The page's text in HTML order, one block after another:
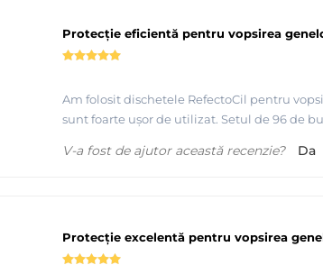
Protecție eficientă pentru vopsirea
Am folosit dischetele RefectoCil pentru
sunt foarte ușor de utilizat. Setul de 96 de
V-a fost de ajutor această recenzie?
Da
Protecție excelentă pentru vopsirea